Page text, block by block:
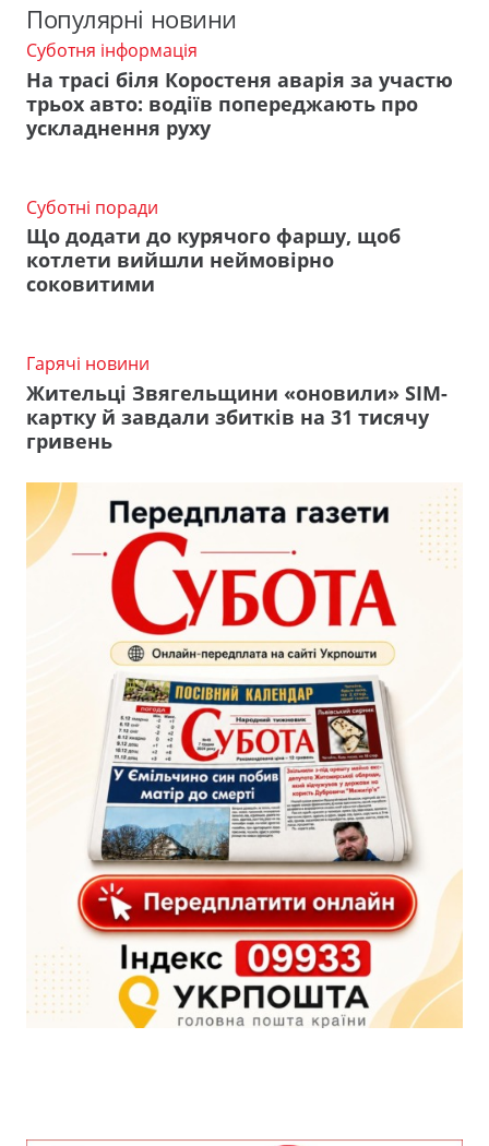
Популярні новини
Суботня інформація
На трасі біля Коростеня аварія за участю
трьох авто: водіїв попереджають про
ускладнення руху
Суботні поради
Що додати до курячого фаршу, щоб
котлети вийшли неймовірно
соковитими
Гарячі новини
Жительці Звягельщини «оновили» SIM-
картку й завдали збитків на 31 тисячу
гривень